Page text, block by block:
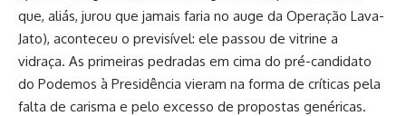
que, aliás, jurou que jamais faria no auge da Operação Lava-
Jato), aconteceu o previsível: ele passou de vitrine a
vidraça. As primeiras pedradas em cima do pré-candidato
do Podemos à Presidência vieram na forma de críticas pela
falta de carisma e pelo excesso de propostas genéricas.